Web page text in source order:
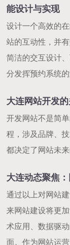
能设计与实现
设计一个高效的
站的互动性，并
简洁的交互设计
分发挥预约系统
大连网站开发
开发网站不是简
程，涉及品牌、
都决定了网站未
大连动态聚焦
通过以上对网站
来网站建设将更
术应用、数据驱
面。作为网站运